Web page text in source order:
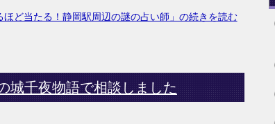
ほど当たる！静岡駅周辺の謎の占い師」の続きを読む
城千夜物語で相談しました